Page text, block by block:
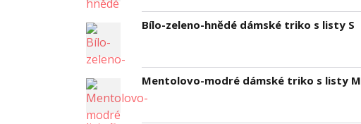
Bílo-zeleno-hnědé dámské triko s listy S
Mentolovo-modré dámské triko s listy M